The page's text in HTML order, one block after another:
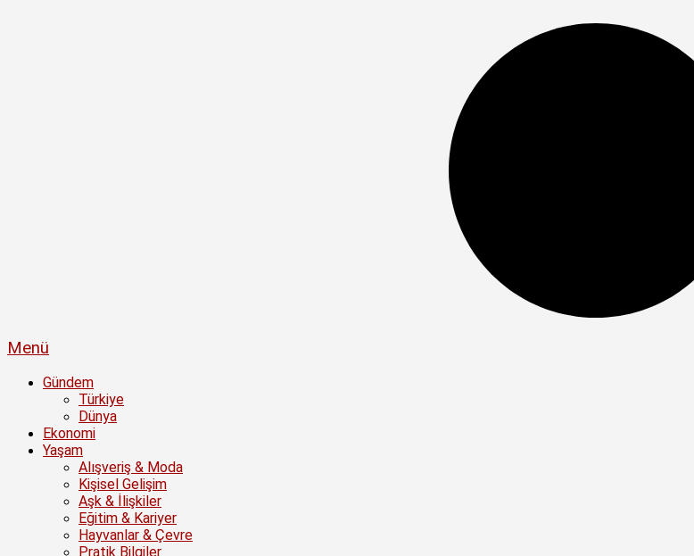
Menü
Gündem
Türkiye
Dünya
Ekonomi
Yaşam
Alışveriş & Moda
Kişisel Gelişim
Aşk & İlişkiler
Eğitim & Kariyer
Hayvanlar & Çevre
Pratik Bilgiler